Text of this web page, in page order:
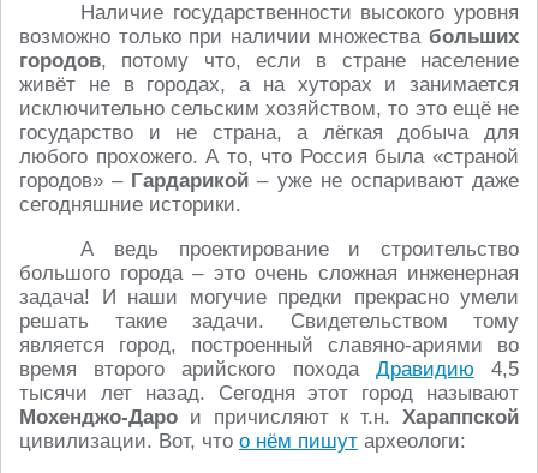
Наличие государственности высокого уровня
возможно только при наличии множества больших
городов, потому что, если в стране население
живёт не в городах, а на хуторах и занимается
исключительно сельским хозяйством, то это ещё не
государство и не страна, а лёгкая добыча для
любого прохожего. А то, что Россия была «страной
городов» – Гардарикой – уже не оспаривают даже
сегодняшние историки.
А ведь проектирование и строительство
большого города – это очень сложная инженерная
задача! И наши могучие предки прекрасно умели
решать такие задачи. Свидетельством тому
является город, построенный славяно-ариями во
время второго арийского похода Дравидию 4,5
тысячи лет назад. Сегодня этот город называют
Мохенджо-Даро и причисляют к т.н. Хараппской
цивилизации. Вот, что о нём пишут археологи: